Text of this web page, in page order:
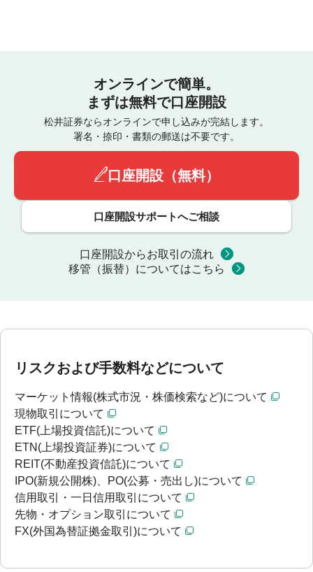
オンラインで簡単。
まずは無料で口座開設
松井証券ならオンラインで申し込みが完結します。
署名・捺印・書類の郵送は不要です。
口座開設（無料）
口座開設サポートへご相談
口座開設からお取引の流れ
移管（振替）についてはこちら
リスクおよび手数料などについて
マーケット情報(株式市況・株価検索など)について
現物取引について
ETF(上場投資信託)について
ETN(上場投資証券)について
REIT(不動産投資信託)について
IPO(新規公開株)、PO(公募・売出し)について
信用取引・一日信用取引について
先物・オプション取引について
FX(外国為替証拠金取引)について